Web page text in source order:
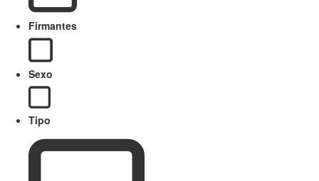
Firmantes
Sexo
Tipo